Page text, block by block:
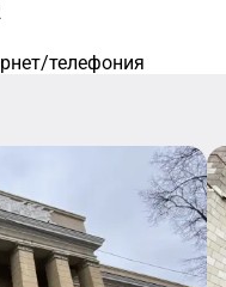
телефония